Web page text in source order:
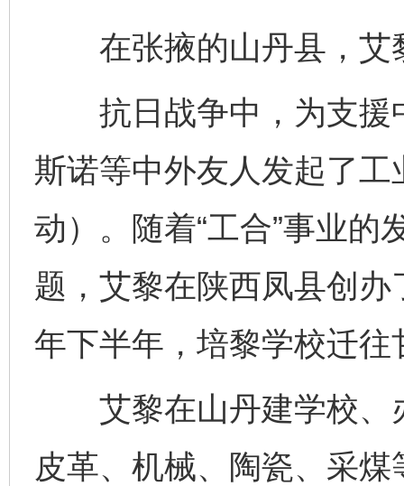
在张掖的山丹县，艾
抗日战争中，为支援
斯诺等中外友人发起了工
动）。随着“工合”事业的
题，艾黎在陕西凤县创
年下半年，培黎学校迁往
艾黎在山丹建学校、
皮革、机械、陶瓷、采